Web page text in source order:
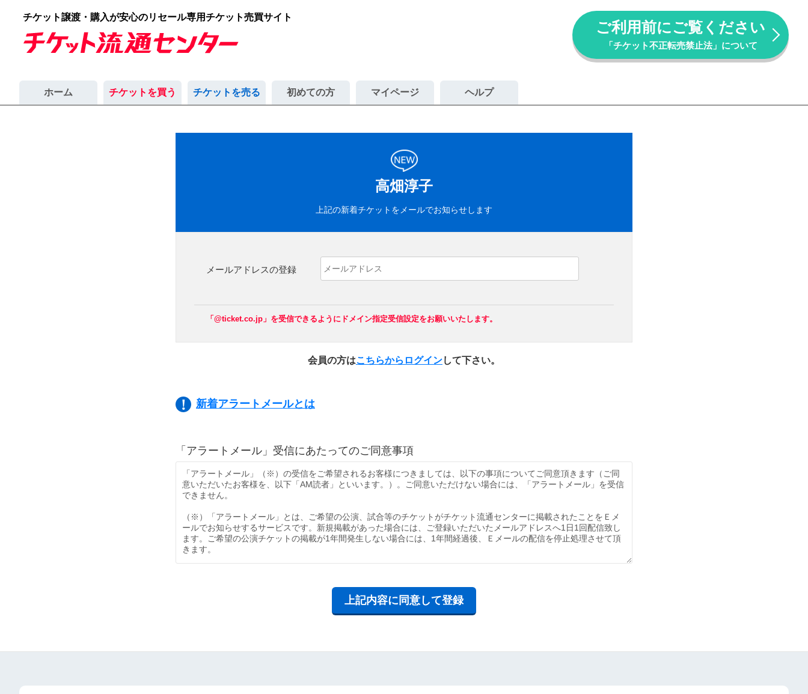
チケット譲渡・購入が安心のリセール専用チケット売買サイト
ご利用前にご覧ください
「チケット不正転売禁止法」について
ホーム チケットを買う チケットを売る 初めての方 マイページ ヘルプ
高畑淳子
上記の新着チケットをメールでお知らせします
メールアドレスの登録
「@ticket.co.jp」を受信できるようにドメイン指定受信設定をお願いいたします。
会員の方はこちらからログインして下さい。
新着アラートメールとは
「アラートメール」受信にあたってのご同意事項
上記内容に同意して登録